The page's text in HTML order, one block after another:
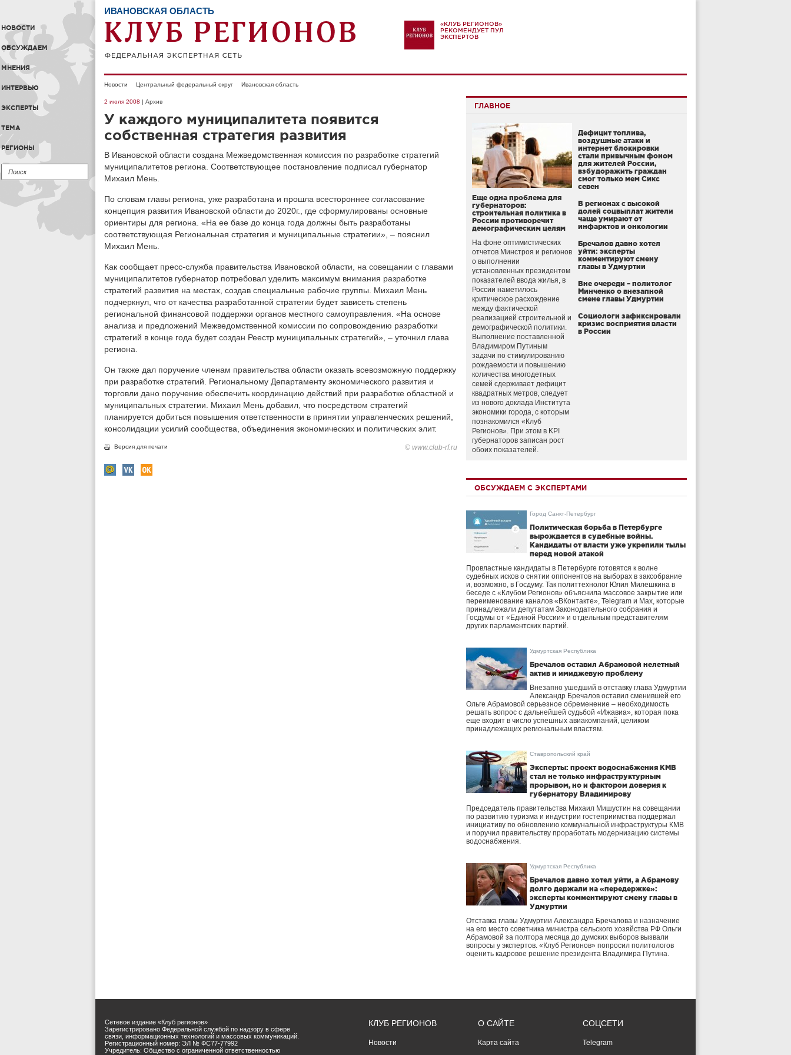
НОВОСТИ
ОБСУЖДАЕМ
МНЕНИЯ
ИНТЕРВЬЮ
ЭКСПЕРТЫ
ТЕМА
РЕГИОНЫ
ИВАНОВСКАЯ ОБЛАСТЬ
«КЛУБ РЕГИОНОВ»
РЕКОМЕНДУЕТ ПУЛ
ЭКСПЕРТОВ
Новости Центральный федеральный округ Ивановская область
2 июля 2008 | Архив
У каждого муниципалитета появится
собственная стратегия развития
В Ивановской области создана Межведомственная комиссия по разработке стратегий
муниципалитетов региона. Соответствующее постановление подписал губернатор
Михаил Мень.
По словам главы региона, уже разработана и прошла всестороннее согласование
концепция развития Ивановской области до 2020г., где сформулированы основные
ориентиры для региона. «На ее базе до конца года должны быть разработаны
соответствующая Региональная стратегия и муниципальные стратегии», – пояснил
Михаил Мень.
Как сообщает пресс-служба правительства Ивановской области, на совещании с главами
муниципалитетов губернатор потребовал уделить максимум внимания разработке
стратегий развития на местах, создав специальные рабочие группы. Михаил Мень
подчеркнул, что от качества разработанной стратегии будет зависеть степень
региональной финансовой поддержки органов местного самоуправления. «На основе
анализа и предложений Межведомственной комиссии по сопровождению разработки
стратегий в конце года будет создан Реестр муниципальных стратегий», – уточнил глава
региона.
Он также дал поручение членам правительства области оказать всевозможную поддержку
при разработке стратегий. Региональному Департаменту экономического развития и
торговли дано поручение обеспечить координацию действий при разработке областной и
муниципальных стратегии. Михаил Мень добавил, что посредством стратегий
планируется добиться повышения ответственности в принятии управленческих решений,
консолидации усилий сообщества, объединения экономических и политических элит.
Версия для печати © www.club-rf.ru
ГЛАВНОЕ
Еще одна проблема для
губернаторов:
строительная политика в
России противоречит
демографическим целям
На фоне оптимистических
отчетов Минстроя и регионов
о выполнении
установленных президентом
показателей ввода жилья, в
России наметилось
критическое расхождение
между фактической
реализацией строительной и
демографической политики.
Выполнение поставленной
Владимиром Путиным
задачи по стимулированию
рождаемости и повышению
количества многодетных
семей сдерживает дефицит
квадратных метров, следует
из нового доклада Института
экономики города, с которым
познакомился «Клуб
Регионов». При этом в KPI
губернаторов записан рост
обоих показателей.
Дефицит топлива,
воздушные атаки и
интернет блокировки
стали привычным фоном
для жителей России,
взбудоражить граждан
смог только мем Сикс
севен
В регионах с высокой
долей соцвыплат жители
чаще умирают от
инфарктов и онкологии
Бречалов давно хотел
уйти: эксперты
комментируют смену
главы в Удмуртии
Вне очереди – политолог
Минченко о внезапной
смене главы Удмуртии
Социологи зафиксировали
кризис восприятия власти
в России
ОБСУЖДАЕМ С ЭКСПЕРТАМИ
Город Санкт-Петербург
Политическая борьба в Петербурге
вырождается в судебные войны.
Кандидаты от власти уже укрепили тылы
перед новой атакой
Провластные кандидаты в Петербурге готовятся к волне
судебных исков о снятии оппонентов на выборах в заксобрание
и, возможно, в Госдуму. Так политтехнолог Юлия Милешкина в
беседе с «Клубом Регионов» объяснила массовое закрытие или
переименование каналов «ВКонтакте», Telegram и Max, которые
принадлежали депутатам Законодательного собрания и
Госдумы от «Единой России» и отдельным представителям
других парламентских партий.
Удмуртская Республика
Бречалов оставил Абрамовой нелетный
актив и имиджевую проблему
Внезапно ушедший в отставку глава Удмуртии
Александр Бречалов оставил сменившей его
Ольге Абрамовой серьезное обременение – необходимость
решать вопрос с дальнейшей судьбой «Ижавиа», которая пока
еще входит в число успешных авиакомпаний, целиком
принадлежащих региональным властям.
Ставропольский край
Эксперты: проект водоснабжения КМВ
стал не только инфраструктурным
прорывом, но и фактором доверия к
губернатору Владимирову
Председатель правительства Михаил Мишустин на совещании
по развитию туризма и индустрии гостеприимства поддержал
инициативу по обновлению коммунальной инфраструктуры КМВ
и поручил правительству проработать модернизацию системы
водоснабжения.
Удмуртская Республика
Бречалов давно хотел уйти, а Абрамову
долго держали на «передержке»:
эксперты комментируют смену главы в
Удмуртии
Отставка главы Удмуртии Александра Бречалова и назначение
на его место советника министра сельского хозяйства РФ Ольги
Абрамовой за полтора месяца до думских выборов вызвали
вопросы у экспертов. «Клуб Регионов» попросил политологов
оценить кадровое решение президента Владимира Путина.
Сетевое издание «Клуб регионов»
Зарегистрировано Федеральной службой по надзору в сфере
связи, информационных технологий и массовых коммуникаций.
Регистрационный номер: ЭЛ № ФС77-77992
Учредитель: Общество с ограниченной ответственностью
КЛУБ РЕГИОНОВ
Новости
О САЙТЕ
Карта сайта
СОЦСЕТИ
Telegram